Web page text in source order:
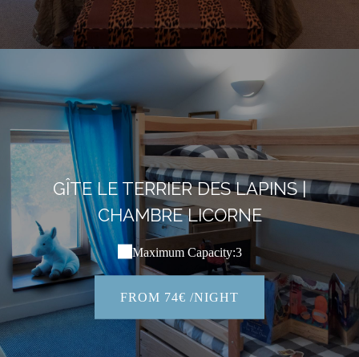
GÎTE LE TERRIER DES LAPINS |
CHAMBRE LICORNE
Maximum Capacity:3
FROM 74€ /NIGHT